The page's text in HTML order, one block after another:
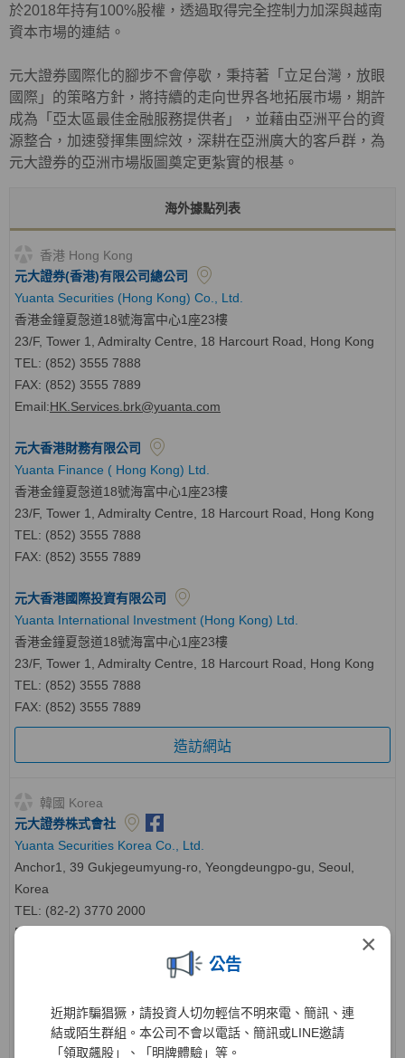
×
公告
近期詐騙猖獗，請投資人切勿輕信不明來電、簡訊、連
結或陌生群組。本公司不會以電話、簡訊或LINE邀請
「領取飆股」、「明牌體驗」等。
於2018年持有100%股權，透過取得完全控制力加深與越南
資本市場的連結。
元大證券國際化的腳步不會停歇，秉持著「立足台灣，放眼
國際」的策略方針，將持續的走向世界各地拓展市場，期許
成為「亞太區最佳金融服務提供者」，並藉由亞洲平台的資
源整合，加速發揮集團綜效，深耕在亞洲廣大的客戶群，為
元大證券的亞洲市場版圖奠定更紮實的根基。
海外據點列表
造訪網站
香港 Hong Kong
元大證券(香港)有限公司總公司
Yuanta Securities (Hong Kong) Co., Ltd.
香港金鐘夏愨道18號海富中心1座23樓
23/F, Tower 1, Admiralty Centre, 18 Harcourt Road, Hong Kong
TEL: (852) 3555 7888
FAX: (852) 3555 7889
Email:HK.Services.brk@yuanta.com
元大香港財務有限公司
Yuanta Finance ( Hong Kong) Ltd.
香港金鐘夏愨道18號海富中心1座23樓
23/F, Tower 1, Admiralty Centre, 18 Harcourt Road, Hong Kong
TEL: (852) 3555 7888
FAX: (852) 3555 7889
元大香港國際投資有限公司
Yuanta International Investment (Hong Kong) Ltd.
香港金鐘夏愨道18號海富中心1座23樓
23/F, Tower 1, Admiralty Centre, 18 Harcourt Road, Hong Kong
TEL: (852) 3555 7888
FAX: (852) 3555 7889
韓國 Korea
元大證券株式會社
Yuanta Securities Korea Co., Ltd.
Anchor1, 39 Gukjegeumyung-ro, Yeongdeungpo-gu, Seoul,
Korea
TEL: (82-2) 3770 2000
FAX: (82-2) 3770 2012
(82-2) 2012-8002
元大投資株式會社
Yuanta Investment Co., Ltd.